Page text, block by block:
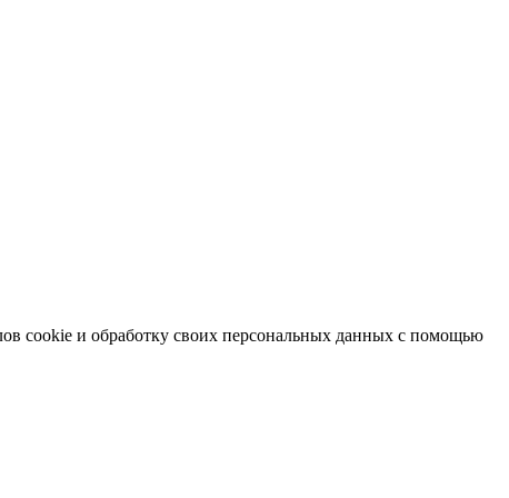
cookie и обработку своих персональных данных с помощью